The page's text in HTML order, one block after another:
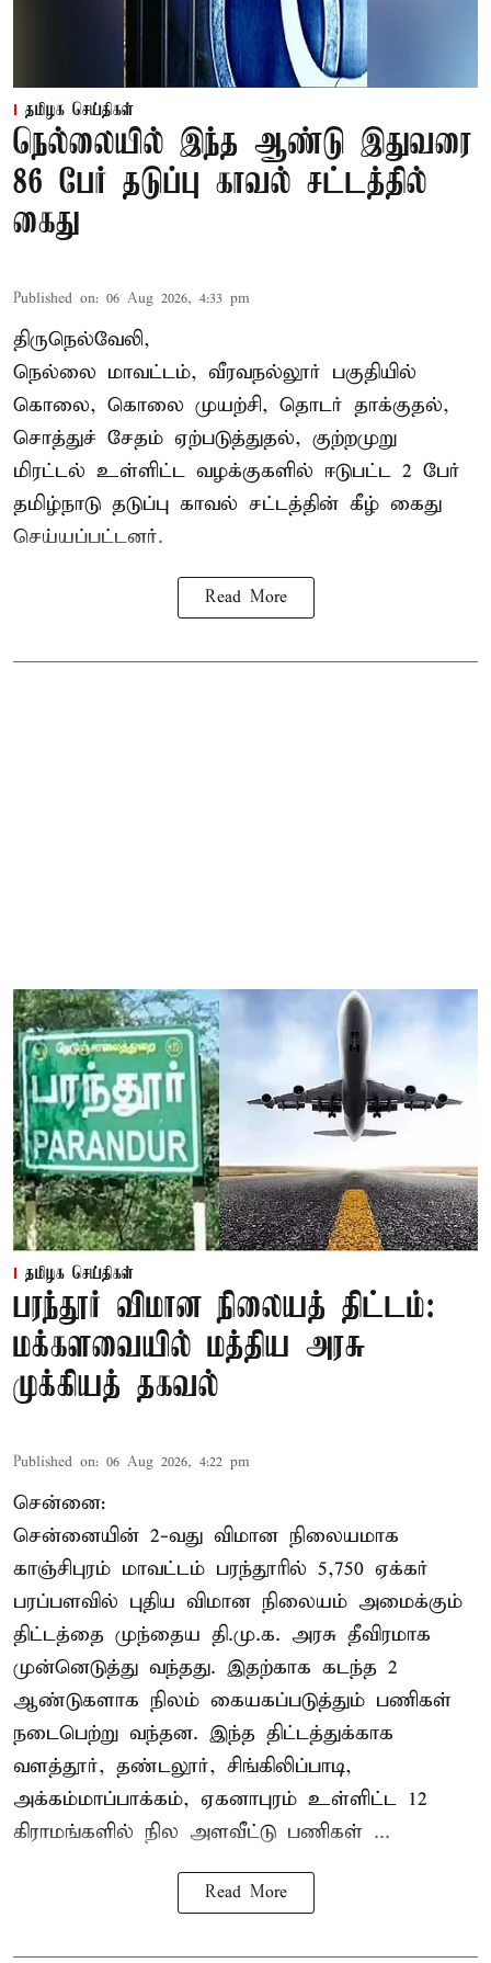
தமிழக செய்திகள்
நெல்லையில் இந்த ஆண்டு இதுவரை
86 பேர் தடுப்பு காவல் சட்டத்தில்
கைது
Published on: 06 Aug 2026, 4:33 pm
திருநெல்வேலி,
நெல்லை மாவட்டம், வீரவநல்லூர் பகுதியில்
கொலை, கொலை முயற்சி, தொடர் தாக்குதல்,
சொத்துச் சேதம் ஏற்படுத்துதல், குற்றமுறு
மிரட்டல் உள்ளிட்ட வழக்குகளில் ஈடுபட்ட 2 பேர்
தமிழ்நாடு தடுப்பு காவல் சட்டத்தின் கீழ் கைது
செய்யப்பட்டனர்.
Read More
தமிழக செய்திகள்
பரந்தூர் விமான நிலையத் திட்டம்:
மக்களவையில் மத்திய அரசு
முக்கியத் தகவல்
Published on: 06 Aug 2026, 4:22 pm
சென்னை:
சென்னையின் 2-வது விமான நிலையமாக
காஞ்சிபுரம் மாவட்டம் பரந்தூரில் 5,750 ஏக்கர்
பரப்பளவில் புதிய விமான நிலையம் அமைக்கும்
திட்டத்தை முந்தைய தி.மு.க. அரசு தீவிரமாக
முன்னெடுத்து வந்தது. இதற்காக கடந்த 2
ஆண்டுகளாக நிலம் கையகப்படுத்தும் பணிகள்
நடைபெற்று வந்தன. இந்த திட்டத்துக்காக
வளத்தூர், தண்டலூர், சிங்கிலிப்பாடி,
அக்கம்மாப்பாக்கம், ஏகனாபுரம் உள்ளிட்ட 12
கிராமங்களில் நில அளவீட்டு பணிகள் ...
Read More